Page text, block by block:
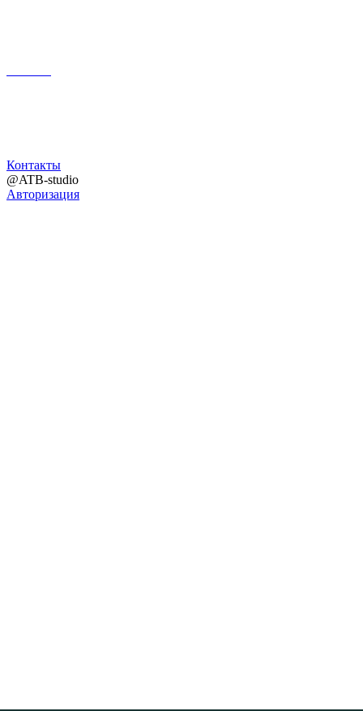
Контакты
@ATB-studio
Авторизация